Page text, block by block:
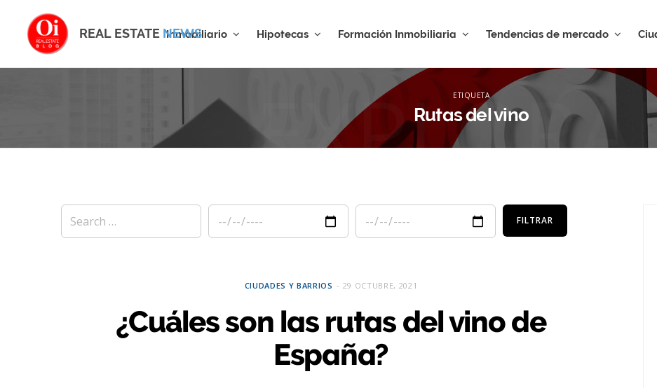
REAL ESTATE NEWS
Inmobiliario Hipotecas Formación Inmobiliaria Tendencias de mercado
ETIQUETA
Rutas del vino
CIUDADES Y BARRIOS 29 OCTUBRE, 2021
¿Cuáles son las rutas del vino de
España?